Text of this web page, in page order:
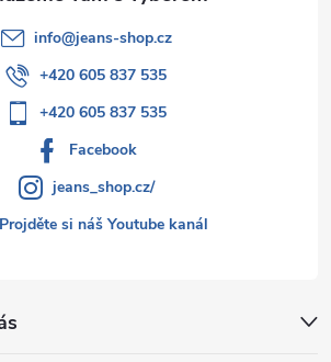
info@jeans-shop.cz
+420 605 837 535
+420 605 837 535
Facebook
jeans_shop.cz/
Projděte si náš Youtube kanál